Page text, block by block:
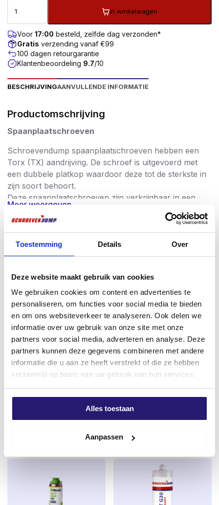
Toestemming Details Over
Deze website maakt gebruik van cookies
We gebruiken cookies om content en advertenties te
personaliseren, om functies voor social media te bieden
en om ons websiteverkeer te analyseren. Ook delen we
informatie over uw gebruik van onze site met onze
partners voor social media, adverteren en analyse. Deze
partners kunnen deze gegevens combineren met andere
informatie die u aan ze heeft verstrekt of die ze hebben
verzameld op basis van uw gebruik van hun services.
Alles toestaan
Aanpassen
In winkelwagen
Voor 17:00 besteld, zelfde dag verzonden*
Gratis verzending vanaf €99
100 dagen retourgarantie
Klantenbeoordeling 9.7/10
BESCHRIJVINGAANVULLENDE INFORMATIE
Productomschrijving
Spaanplaatschroeven
Schroevendump spaanplaatschroeven hebben een
Torx (TX) aandrijving. De schroef is uitgevoerd met
een dubbele platkop waardoor deze tot de sterkste in
zijn soort behoort.
Deze spaanplaatschroeven zijn verkrijgbaar in een
gebruikt en staan garant voor een probleemloze
hoogwaardige kwaliteitsschroeven werkt; braamvrij en
supersterk. De schroeven hebben dan ook een CE
keurmerk waarmee de producent aangeeft dat het
product voldoet aan de eisen van veiligheid,
gezondheid, milieu en consumentenbescherming.
Waar zijn Spaanplaatschroeven geschikt voor?
Schroevendump spaanplaatschroeven zijn perfect toe
te passen in diverse soorten hout voor gebruik
multiplex, plaatmateriaal underlayment. Dé ideale
kwaliteitsschroeven om constructies te maken zoals
voorzetwanden, beplating schroeven, aftimmeringen
hebt Deeldraad en Voldraad. Deeldraad houd in dat
de Schroef voor een deel voorzien is van draad.
De Schroef wordt veel gebruikt voor het aantrekken
van hout verbindingen, denk bijvoorbeeld aan het
Meer weergeven
Vaak samen gekocht
puinzakken/bouwafval zware
kwaliteit
excl. BTW:€0,41
Slagvaste Impact Bit
excl. BTW: